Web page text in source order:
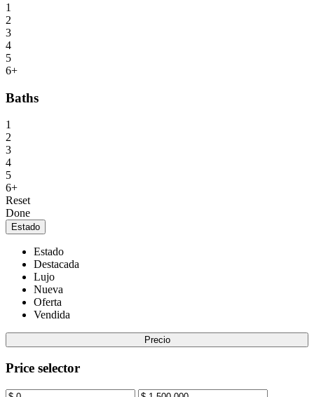
1
2
3
4
5
6+
Baths
1
2
3
4
5
6+
Reset
Done
Estado
Estado
Destacada
Lujo
Nueva
Oferta
Vendida
Precio
Price selector